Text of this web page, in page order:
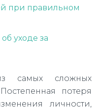
при правильном
уходе за
самых сложных
потеря
личности,